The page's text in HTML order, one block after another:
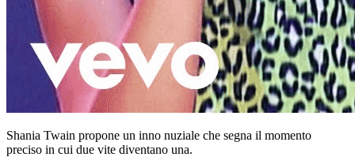
Shania Twain propone un inno nuziale che segna il momento
preciso in cui due vite diventano una.